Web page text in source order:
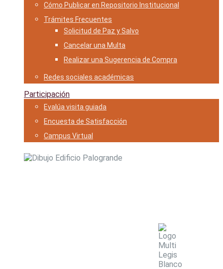
Cómo Publicar en Repositorio Institucional
Trámites Frecuentes
Solicitud de Paz y Salvo
Cancelar una Multa
Realizar una Sugerencia de Compra
Redes sociales académicas
Participación
Evalúa visita guiada
Encuesta de Satisfacción
Campus Virtual
Ciencias Jurídicas y Sociales